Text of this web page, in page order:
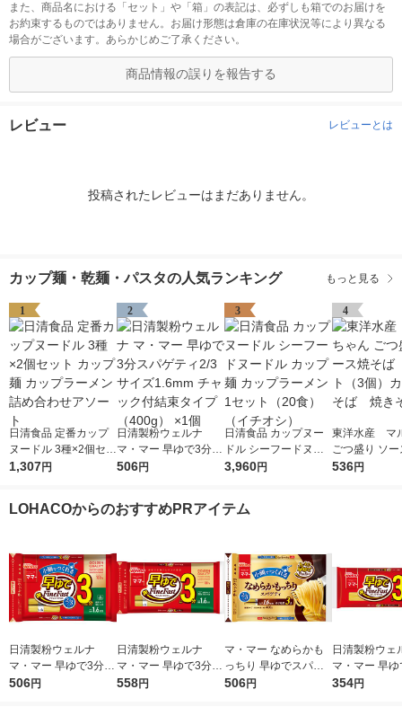
また、商品名における「セット」や「箱」の表記は、必ずしも箱でのお届けを
お約束するものではありません。お届け形態は倉庫の在庫状況等により異なる
場合がございます。あらかじめご了承ください。
商品情報の誤りを報告する
レビュー レビューとは
投稿されたレビューはまだありません。
カップ麺・乾麺・パスタの人気ランキング もっと見る
1
日清食品 定番カップ
ヌードル 3種×2個セッ
ト カップ麺 カップラ
1,307円
2
日清製粉ウェルナ
マ・マー 早ゆで3分ス
パゲティ2/3サイズ1.6
506円
3
日清食品 カップヌー
ドル シーフードヌー
ドル カップ麺 カップ
3,960円
4
東洋水産 マ
ごつ盛り ソ
ば 1セット
536円
LOHACOからのおすすめPRアイテム
日清製粉ウェルナ
マ・マー 早ゆで3分ス
パゲティ2/3サイズ1.6
506円
日清製粉ウェルナ
マ・マー 早ゆで3分ス
パゲティ 1.6mm チャ
558円
マ・マー なめらかも
っちり 早ゆでスパゲ
ティ 2/3サイズ チャッ
506円
日清製粉ウェ
マ・マー 早
ゲティ
354円